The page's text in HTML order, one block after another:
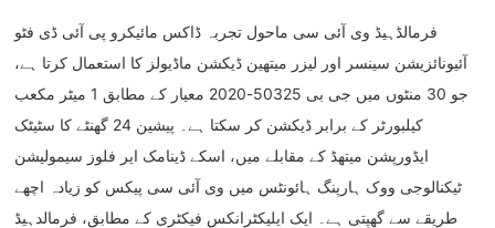
فرمالڈہیڈ وی آئی سی ماحول تجربہ ڈاکس مائیکرو پی آئی ڈی فٹو
آئیونائزیشن سینسر اور لیزر میتھین ڈیکشن ماڈیولز کا استعمال کرتا ہے،
جو 30 منٹوں میں جی بی 50325-2020 معیار کے مطابق 1 میٹر مکعب
کیلبورٹر کے برابر ڈیکشن کر سکتا ہے۔ پیشین 24 گھنٹے کا سٹیٹک
ایڈورپشن میتھڈ کے مقابلے میں، اسکے ڈینامک ایر فلوز سیمولیشن
ٹیکنالوجی ووک ہارپنگ ہائونٹس میں وی آئی سی پیکس کو زیادہ اچھے
طریقے سے گھپتی ہے۔ ایک ایلیکٹرانکس فیکٹری کے مطابق، فرمالدہیڈ